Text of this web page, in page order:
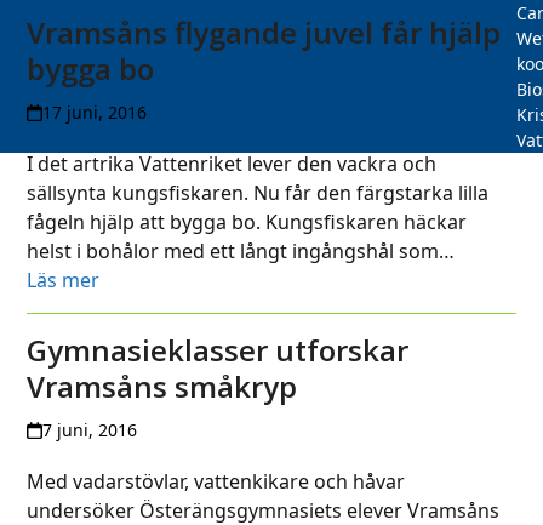
Vramsåns flygande juvel får hjälp
bygga bo
17 juni, 2016
I det artrika Vattenriket lever den vackra och
sällsynta kungsfiskaren. Nu får den färgstarka lilla
fågeln hjälp att bygga bo. Kungsfiskaren häckar
helst i bohålor med ett långt ingångshål som…
Läs mer
Gymnasieklasser utforskar
Vramsåns småkryp
7 juni, 2016
Med vadarstövlar, vattenkikare och håvar
undersöker Österängsgymnasiets elever Vramsåns